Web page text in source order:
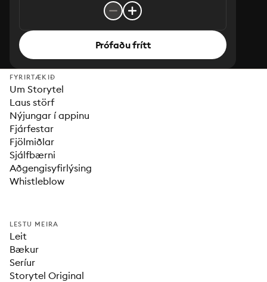
Prófaðu frítt
FYRIRTÆKIÐ
Um Storytel
Laus störf
Nýjungar í appinu
Fjárfestar
Fjölmiðlar
Sjálfbærni
Aðgengisyfirlýsing
Whistleblow
LESTU MEIRA
Leit
Bækur
Seríur
Storytel Original